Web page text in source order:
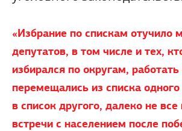
«Избрание по спискам отучило
депутатов, в том числе и тех,
избирался по округам,
перемещались из списка одного
в список другого, далеко не
встречи с населением после